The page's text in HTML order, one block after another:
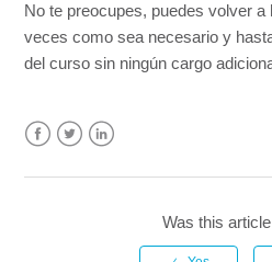
el examen?
¿Puedo volver a ver el contenido
¿Necesito completar el curso en
No te preocupes, puedes volver
veces como sea necesario y
del curso sin ningún cargo
Was this